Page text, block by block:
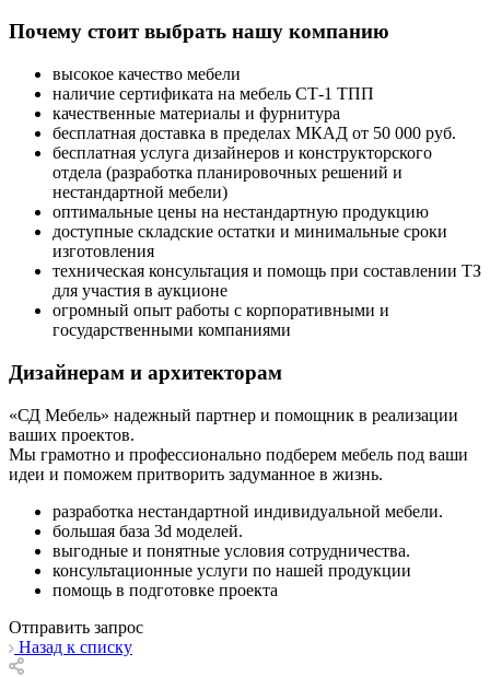
Почему стоит выбрать нашу компанию
высокое качество мебели
наличие сертификата на мебель СТ-1 ТПП
качественные материалы и фурнитура
бесплатная доставка в пределах МКАД от 50 000 руб.
бесплатная услуга дизайнеров и конструкторского
отдела (разработка планировочных решений и
нестандартной мебели)
оптимальные цены на нестандартную продукцию
доступные складские остатки и минимальные сроки
изготовления
техническая консультация и помощь при составлении ТЗ
для участия в аукционе
огромный опыт работы с корпоративными и
государственными компаниями
Дизайнерам и архитекторам
«СД Мебель» надежный партнер и помощник в реализации
ваших проектов.
Мы грамотно и профессионально подберем мебель под ваши
идеи и поможем притворить задуманное в жизнь.
разработка нестандартной индивидуальной мебели.
большая база 3d моделей.
выгодные и понятные условия сотрудничества.
консультационные услуги по нашей продукции
помощь в подготовке проекта
Отправить запрос
Назад к списку